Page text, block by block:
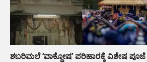
ಶಬರಿಮಲೆ ‘ವಾಕ್ದೋಷ’ ಪರಿಹಾರಕ್ಕೆ ವಿಶೇಷ ಪೂಜೆ